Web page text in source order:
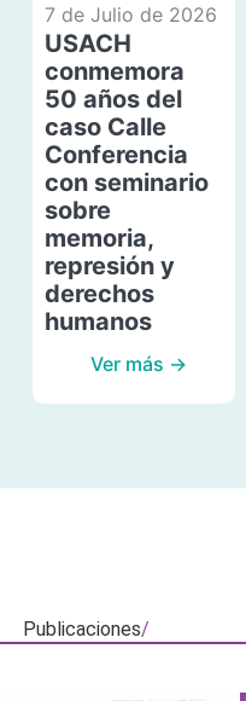
7 de Julio de 2026
USACH
conmemora
50 años del
caso Calle
Conferencia
con seminario
sobre
memoria,
represión y
derechos
humanos
Ver más →
Publicaciones/